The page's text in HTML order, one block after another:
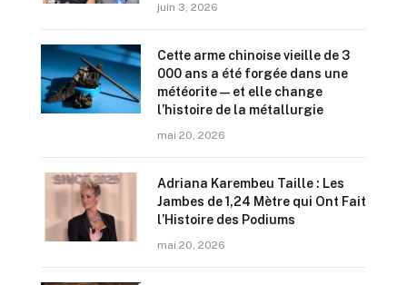
juin 3, 2026
Cette arme chinoise vieille de 3
000 ans a été forgée dans une
météorite — et elle change
l’histoire de la métallurgie
mai 20, 2026
Adriana Karembeu Taille : Les
Jambes de 1,24 Mètre qui Ont Fait
l’Histoire des Podiums
mai 20, 2026